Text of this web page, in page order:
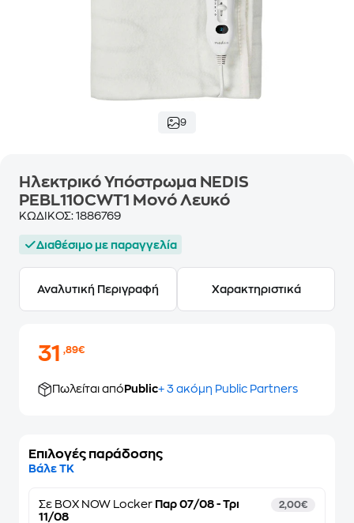
9
Ηλεκτρικό Υπόστρωμα NEDIS
PEBL110CWT1 Μονό Λευκό
ΚΩΔΙΚΟΣ: 1886769
Διαθέσιμο με παραγγελία
Αναλυτική Περιγραφή Χαρακτηριστικά
31,89€
Πωλείται από Public+ 3 ακόμη Public Partners
Επιλογές παράδοσης
Βάλε ΤΚ
Σε BOX NOW Locker Παρ 07/08 - Τρι
11/08
2,00€